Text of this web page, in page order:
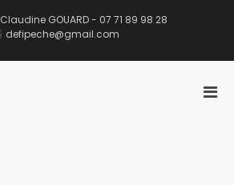
Claudine GOUARD - 07 71 89 98 28
defipeche@gmail.com